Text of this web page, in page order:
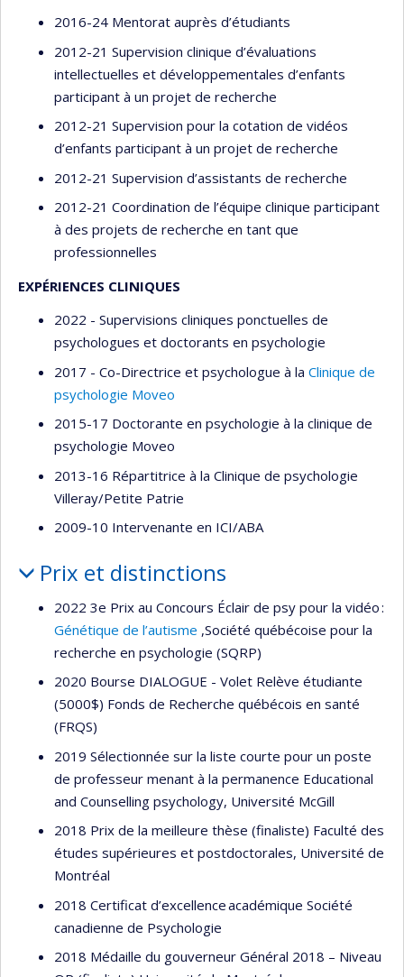
2016-24 Mentorat auprès d’étudiants
2012-21 Supervision clinique d’évaluations
intellectuelles et développementales d’enfants
participant à un projet de recherche
2012-21 Supervision pour la cotation de vidéos
d’enfants participant à un projet de recherche
2012-21 Supervision d’assistants de recherche
2012-21 Coordination de l’équipe clinique participant
à des projets de recherche en tant que
professionnelles
EXPÉRIENCES CLINIQUES
2022 - Supervisions cliniques ponctuelles de
psychologues et doctorants en psychologie
2017 - Co-Directrice et psychologue à la Clinique de
psychologie Moveo
2015-17 Doctorante en psychologie à la clinique de
psychologie Moveo
2013-16 Répartitrice à la Clinique de psychologie
Villeray/Petite Patrie
2009-10 Intervenante en ICI/ABA
Prix et distinctions
2022 3e Prix au Concours Éclair de psy pour la vidéo :
Génétique de l’autisme ,Société québécoise pour la
recherche en psychologie (SQRP)
2020 Bourse DIALOGUE - Volet Relève étudiante
(5000$) Fonds de Recherche québécois en santé
(FRQS)
2019 Sélectionnée sur la liste courte pour un poste
de professeur menant à la permanence Educational
and Counselling psychology, Université McGill
2018 Prix de la meilleure thèse (finaliste) Faculté des
études supérieures et postdoctorales, Université de
Montréal
2018 Certificat d’excellence académique Société
canadienne de Psychologie
2018 Médaille du gouverneur Général 2018 – Niveau